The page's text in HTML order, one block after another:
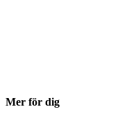
Mer för dig